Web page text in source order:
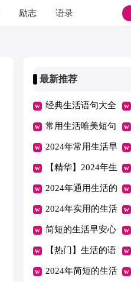
励志 语录
最新推荐
经典生活语句大全
（通用140句）
常用生活唯美短句
200句
2024年常用生活早
安心语微信24句
【精华】2024年生
活的语句汇编57条
2024年通用生活的
语句汇总75条
2024年实用的生活
早安心语朋友圈锦
集60条
简短的生活早安心
语朋友圈汇编35条
【热门】生活的语
句集合90句
2024年简短的生活